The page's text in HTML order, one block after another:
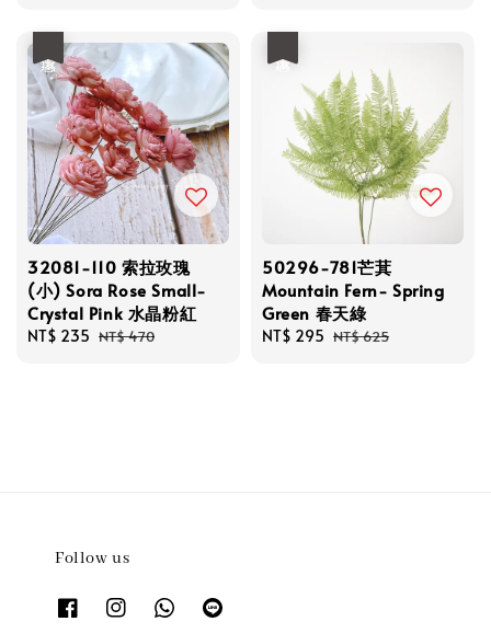
32081-110 索拉玫瑰
(小) Sora Rose Small-
Crystal Pink 水晶粉紅
Sale
NT$ 235 Regular
NT$ 470
50296-781芒萁
Mountain Fern- Spring
Green 春天綠
Sale
NT$ 295 Regular
NT$ 625
Follow us